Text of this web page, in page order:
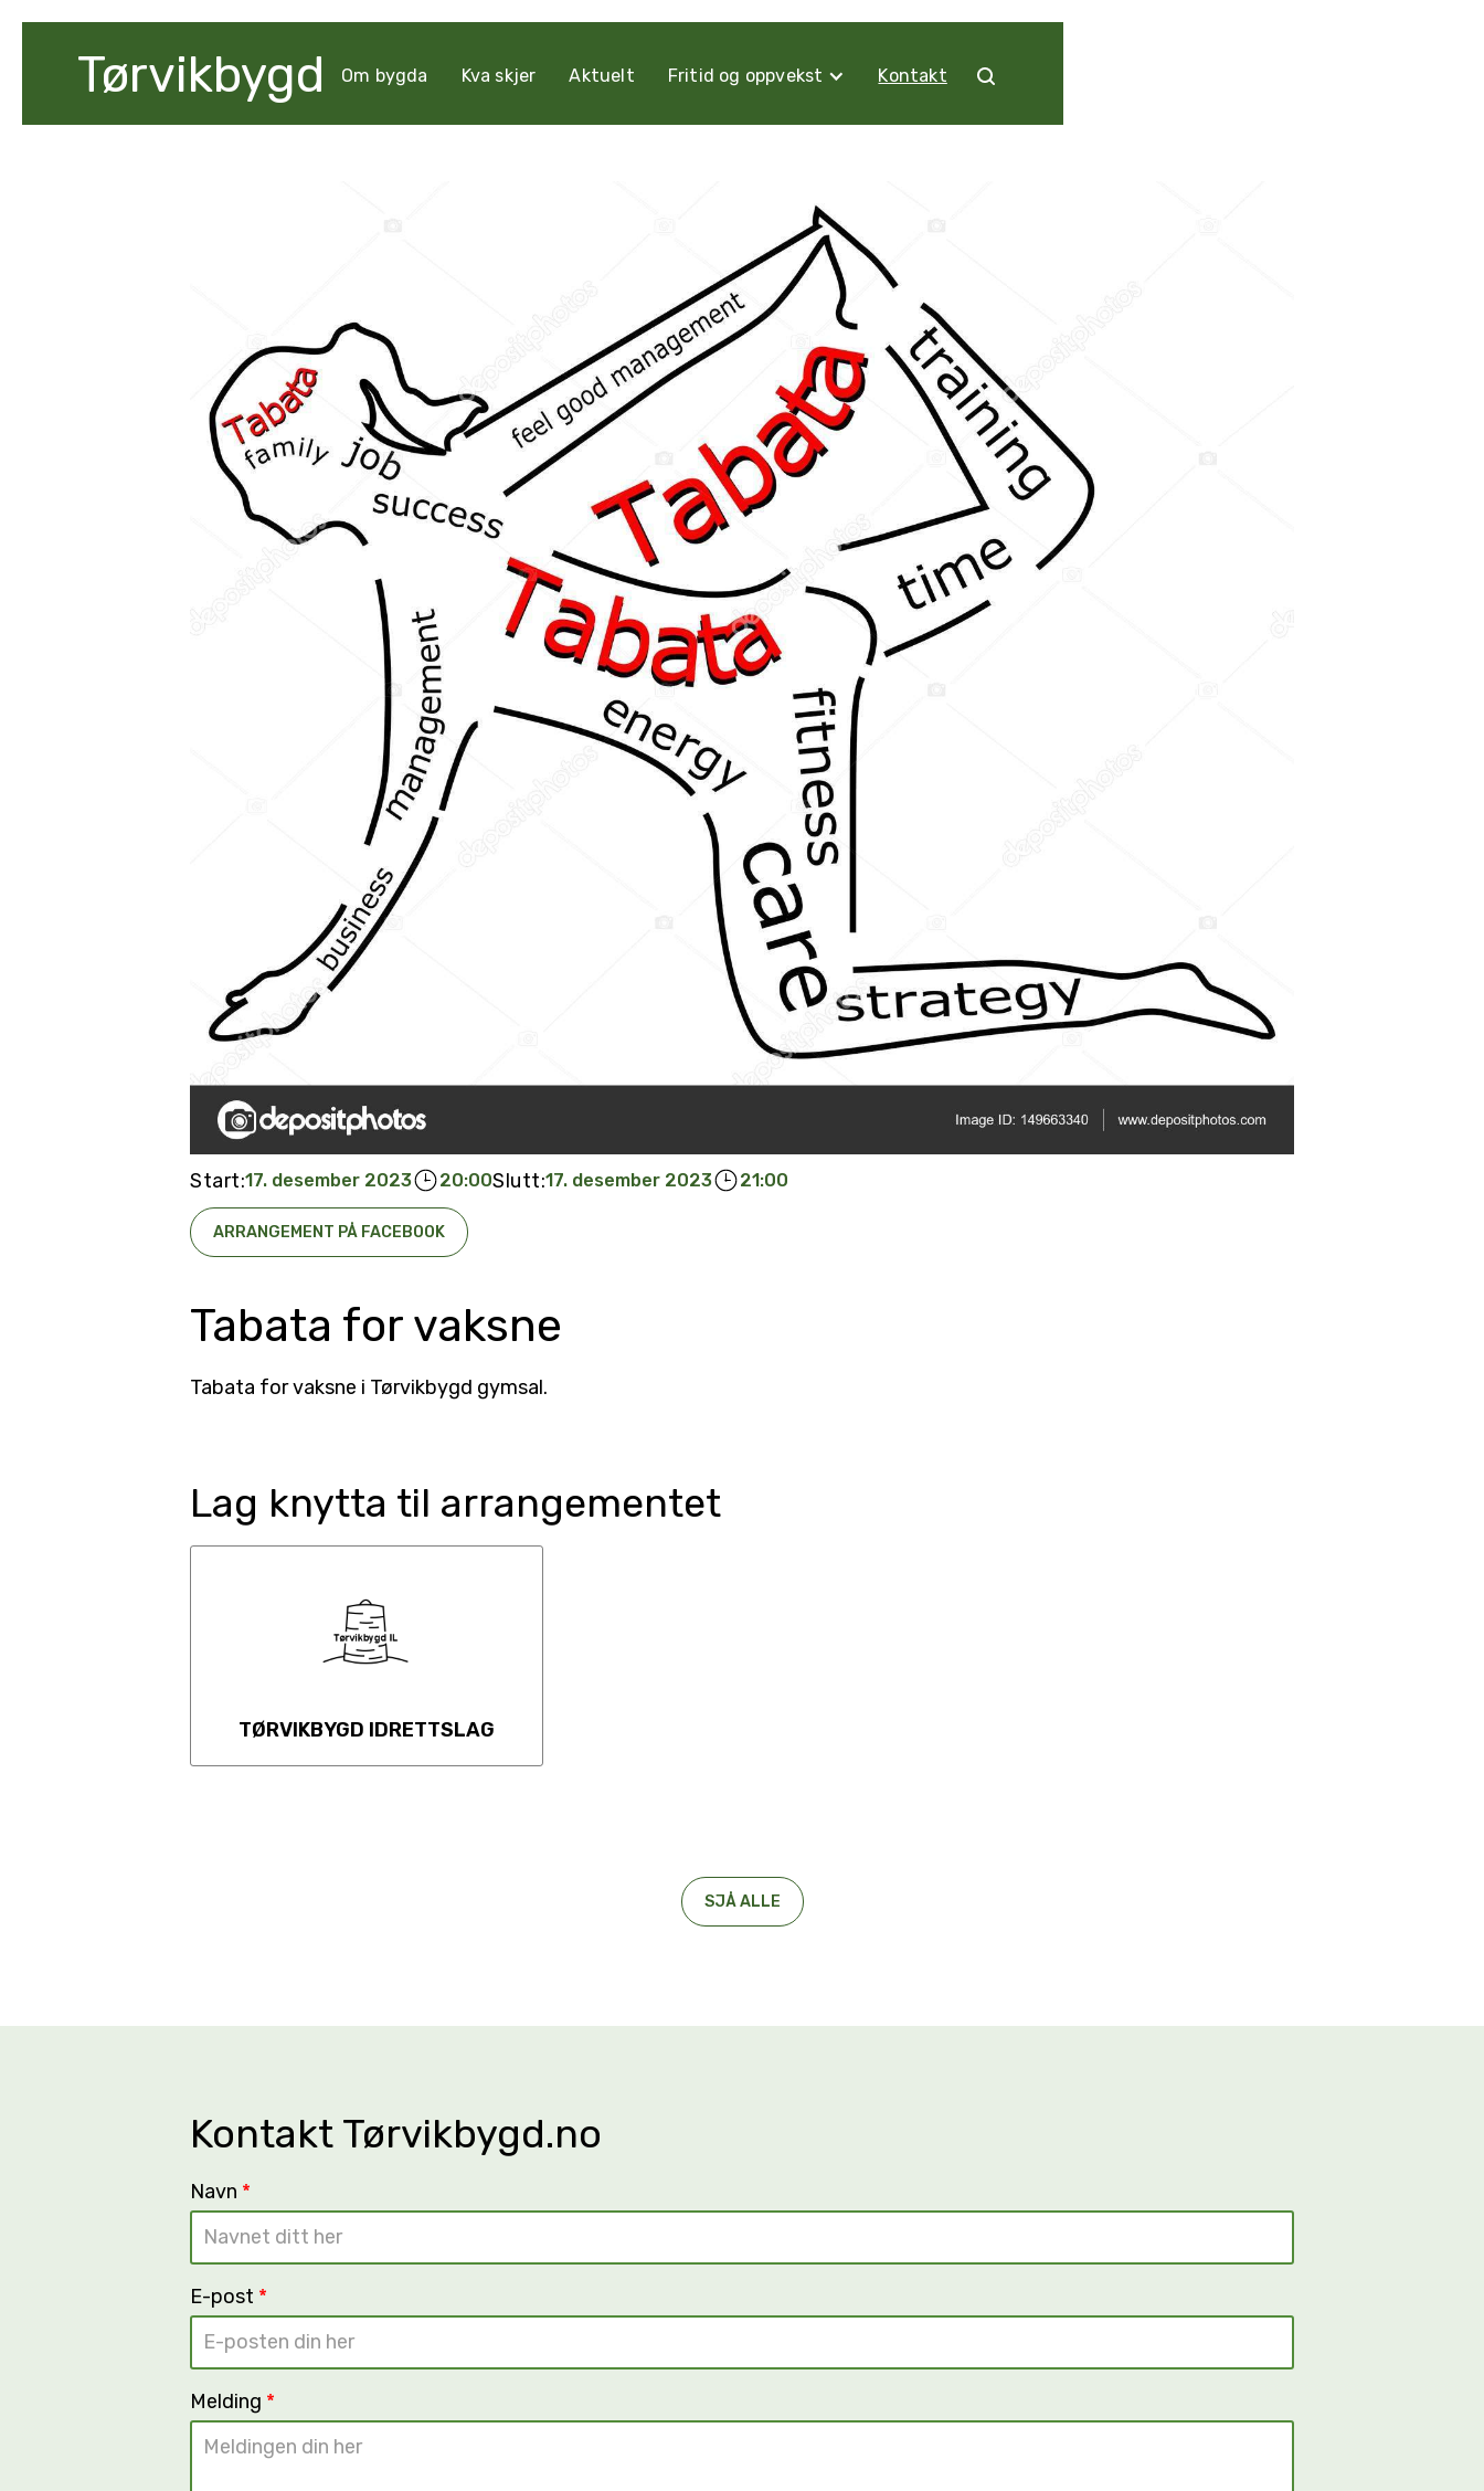
Tørvikbygd Om bygda Kva skjer Aktuelt Fritid og oppvekst Kontakt
Start:17. desember 2023 20:00Slutt:17. desember 2023 21:00
ARRANGEMENT PÅ FACEBOOK
Tabata for vaksne
Tabata for vaksne i Tørvikbygd gymsal.
Lag knytta til arrangementet
TØRVIKBYGD IDRETTSLAG
SJÅ ALLE
Kontakt Tørvikbygd.no
Navn *
E-post *
Melding *